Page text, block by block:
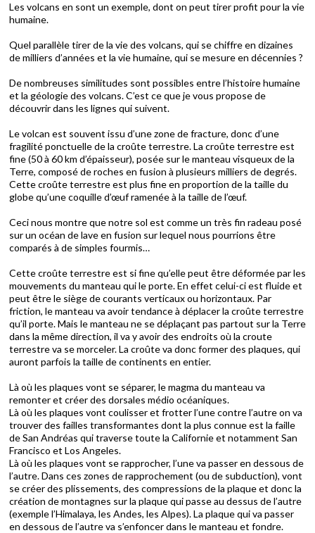
Les volcans en sont un exemple, dont on peut tirer profit pour la vie
humaine.
Quel parallèle tirer de la vie des volcans, qui se chiffre en dizaines
de milliers d’années et la vie humaine, qui se mesure en décennies ?
De nombreuses similitudes sont possibles entre l’histoire humaine
et la géologie des volcans. C’est ce que je vous propose de
découvrir dans les lignes qui suivent.
Le volcan est souvent issu d’une zone de fracture, donc d’une
fragilité ponctuelle de la croûte terrestre. La croûte terrestre est
fine (50 à 60 km d’épaisseur), posée sur le manteau visqueux de la
Terre, composé de roches en fusion à plusieurs milliers de degrés.
Cette croûte terrestre est plus fine en proportion de la taille du
globe qu’une coquille d’œuf ramenée à la taille de l’œuf.
Ceci nous montre que notre sol est comme un très fin radeau posé
sur un océan de lave en fusion sur lequel nous pourrions être
comparés à de simples fourmis…
Cette croûte terrestre est si fine qu’elle peut être déformée par les
mouvements du manteau qui le porte. En effet celui-ci est fluide et
peut être le siège de courants verticaux ou horizontaux. Par
friction, le manteau va avoir tendance à déplacer la croûte terrestre
qu’il porte. Mais le manteau ne se déplaçant pas partout sur la Terre
dans la même direction, il va y avoir des endroits où la croute
terrestre va se morceler. La croûte va donc former des plaques, qui
auront parfois la taille de continents en entier.
Là où les plaques vont se séparer, le magma du manteau va
remonter et créer des dorsales médio océaniques.
Là où les plaques vont coulisser et frotter l’une contre l’autre on va
trouver des failles transformantes dont la plus connue est la faille
de San Andréas qui traverse toute la Californie et notamment San
Francisco et Los Angeles.
Là où les plaques vont se rapprocher, l’une va passer en dessous de
l’autre. Dans ces zones de rapprochement (ou de subduction), vont
se créer des plissements, des compressions de la plaque et donc la
création de montagnes sur la plaque qui passe au dessus de l’autre
(exemple l’Himalaya, les Andes, les Alpes). La plaque qui va passer
en dessous de l’autre va s’enfoncer dans le manteau et fondre.